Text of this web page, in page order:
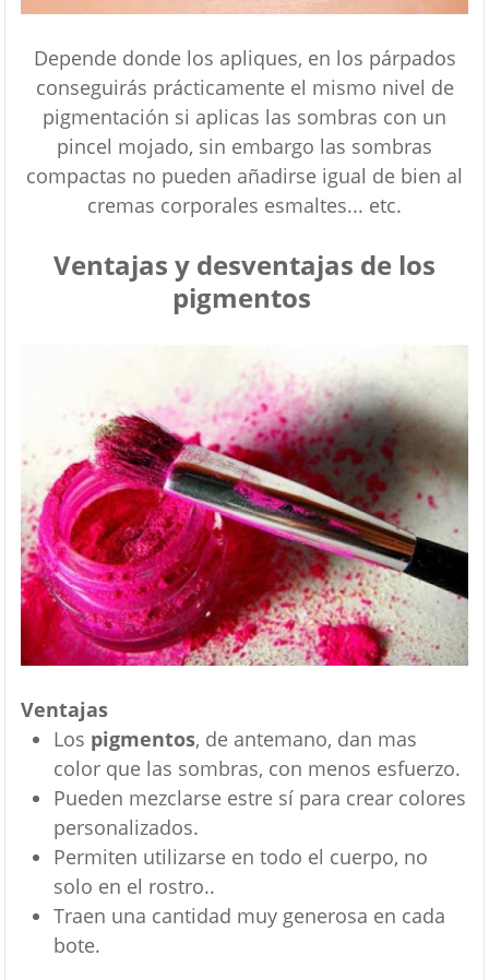
Depende donde los apliques, en los párpados
conseguirás prácticamente el mismo nivel de
pigmentación si aplicas las sombras con un
pincel mojado, sin embargo las sombras
compactas no pueden añadirse igual de bien al
cremas corporales esmaltes... etc.
Ventajas y desventajas de los
pigmentos
Ventajas
Los pigmentos, de antemano, dan mas
color que las sombras, con menos esfuerzo.
Pueden mezclarse estre sí para crear colores
personalizados.
Permiten utilizarse en todo el cuerpo, no
solo en el rostro..
Traen una cantidad muy generosa en cada
bote.